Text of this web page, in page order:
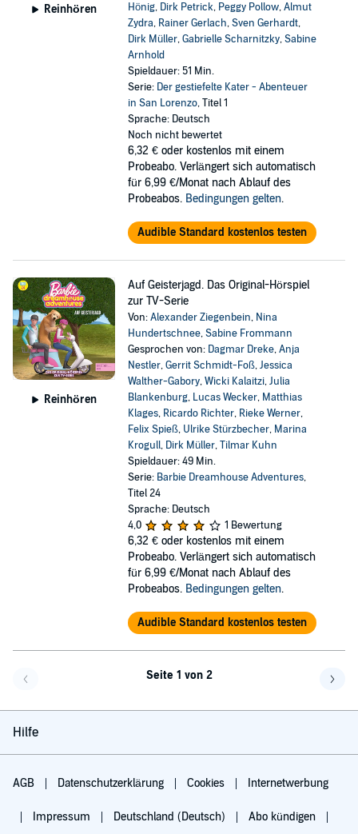
Reinhören
Hönig, Dirk Petrick, Peggy Pollow,Almut
Zydra, Rainer Gerlach,Sven Gerhardt,
Dirk Müller,Gabrielle Scharnitzky,Sabine
Arnhold
Spieldauer: 51 Min.
Serie: Der gestiefelte Kater - Abenteuer
in San Lorenzo, Titel 1
Sprache: Deutsch
Noch nicht bewertet
6,32 € oder kostenlos mit einem
Probeabo. Verlängert sich automatisch
für 6,99 €/Monat nach Ablauf des
Probeabos. Bedingungen gelten.
Audible Standard kostenlos testen
Reinhören
Auf Geisterjagd. Das Original-Hörspiel
zur TV-Serie
Von:Alexander Ziegenbein, Nina
Hundertschnee,Sabine Frommann
Gesprochen von: Dagmar Dreke,Anja
Nestler,Gerrit Schmidt-Foß,Jessica
Walther-Gabory,Wicki Kalaitzi,Julia
Blankenburg, Lucas Wecker, Matthias
Klages, Ricardo Richter, Rieke Werner,
Felix Spieß, Ulrike Stürzbecher, Marina
Krogull, Dirk Müller,Tilmar Kuhn
Spieldauer: 49 Min.
Serie: Barbie Dreamhouse Adventures,
Titel 24
Sprache: Deutsch
4,0
1 Bewertung
6,32 € oder kostenlos mit einem
Probeabo. Verlängert sich automatisch
für 6,99 €/Monat nach Ablauf des
Probeabos. Bedingungen gelten.
Audible Standard kostenlos testen
Seite 1 von 2
Hilfe
AGB Datenschutzerklärung Cookies Internetwerbung
Impressum Deutschland (Deutsch) Abo kündigen